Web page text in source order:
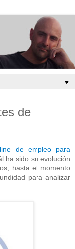
▼
de
de empleo para
ha sido su evolución
hasta el momento
para analizar